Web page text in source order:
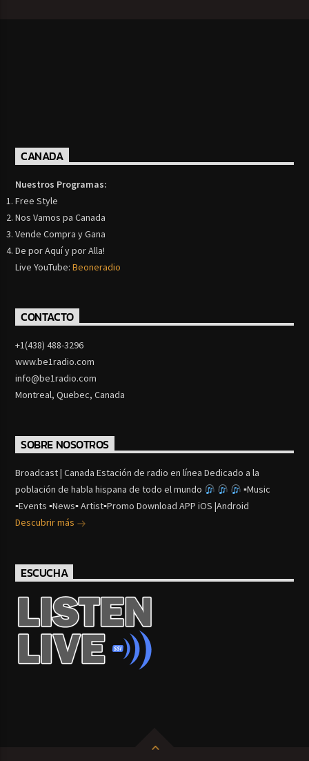
CANADA
Nuestros Programas:
Free Style
Nos Vamos pa Canada
Vende Compra y Gana
De por Aquí y por Alla!
Live YouTube:Beoneradio
CONTACTO
+1(438) 488-3296
www.be1radio.com
info@be1radio.com
Montreal, Quebec, Canada
SOBRE NOSOTROS
Broadcast | Canada Estación de radio en línea Dedicado a la
población de habla hispana de todo el mundo
▪Music
▪Events ▪News▪ Artist▪Promo Download APP iOS |Android
Descubrir más
ESCUCHA